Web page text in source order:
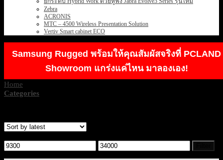
Zebra
ACRONIS
MTC – 4500 Wireless Presentation Solution
Vertiv Smart cabinet ECO
Samsung Rugged พร้อมให้คุณสัมผัสจริงที่ PCLAND
Showroom แกร่งแค่ไหน มาลองเอง!
Home
Categories
Min
price
Max
price